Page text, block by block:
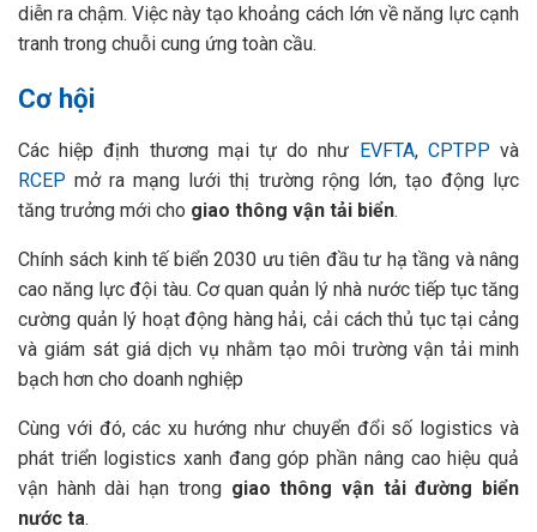
diễn ra chậm. Việc này tạo khoảng cách lớn về năng lực cạnh
tranh trong chuỗi cung ứng toàn cầu.
Cơ hội
Các hiệp định thương mại tự do như EVFTA, CPTPP và
RCEP mở ra mạng lưới thị trường rộng lớn, tạo động lực
tăng trưởng mới cho giao thông vận tải biển.
Chính sách kinh tế biển 2030 ưu tiên đầu tư hạ tầng và nâng
cao năng lực đội tàu. Cơ quan quản lý nhà nước tiếp tục tăng
cường quản lý hoạt động hàng hải, cải cách thủ tục tại cảng
và giám sát giá dịch vụ nhằm tạo môi trường vận tải minh
bạch hơn cho doanh nghiệp
Cùng với đó, các xu hướng như chuyển đổi số logistics và
phát triển logistics xanh đang góp phần nâng cao hiệu quả
vận hành dài hạn trong giao thông vận tải đường biển
nước ta.